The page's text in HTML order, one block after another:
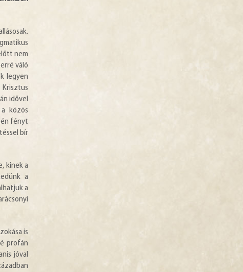
nem
váló
legyen
idővel
közös
fényt
bír
kinek a
a
a
is
profán
jóval